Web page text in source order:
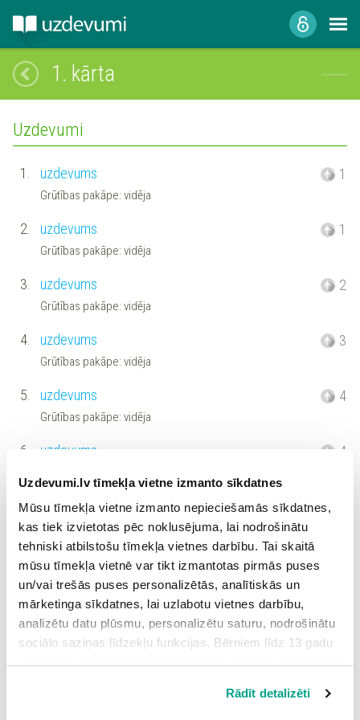
Uzdevumi.lv tīmekļa vietne izmanto sīkdatnes
Mūsu tīmekļa vietne izmanto nepieciešamās sīkdatnes,
kas tiek izvietotas pēc noklusējuma, lai nodrošinātu
tehniski atbilstošu tīmekļa vietnes darbību. Tai skaitā
mūsu tīmekļa vietnē var tikt izmantotas pirmās puses
un/vai trešās puses personalizētās, analītiskās un
mārketinga sīkdatnes, lai uzlabotu vietnes darbību,
analizētu datu plūsmu, personalizētu saturu, nodrošinātu
sociālo saziņas līdzekļu funkcijas. Bērniem līdz 13 gadu
Spiežot uz pogas “Apstiprināt visas”, Jūs piekrītat visām
Rādīt detalizēti
1. kārta
Uzdevumi
1. uzdevums
Grūtības pakāpe: vidēja
1
2. uzdevums
Grūtības pakāpe: vidēja
1
3. uzdevums
Grūtības pakāpe: vidēja
2
4. uzdevums
Grūtības pakāpe: vidēja
3
5. uzdevums
Grūtības pakāpe: vidēja
4
6. uzdevums 4
7. uzdevums
Grūtības pakāpe: vidēja
8. uzdevums
Grūtības pakāpe: vidēja
uzdevums
Grūtības pakāpe: vidēja
10. uzdevums